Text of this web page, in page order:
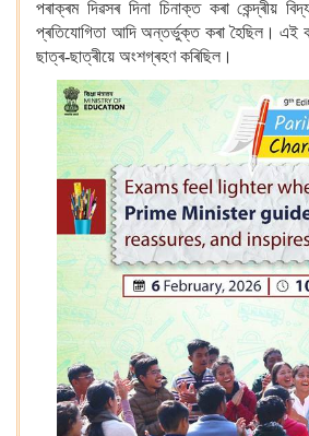
পৰাক্ৰম দিৱসৰ দিনা চিনাক্ত কৰা কেন্দ্ৰীয়
প্ৰতিযোগিতা আদি অন্তৰ্ভুক্ত কৰা হৈছিল। এই
ছাত্ৰ-ছাত্ৰীয়ে অংশগ্ৰহণ কৰিছিল।